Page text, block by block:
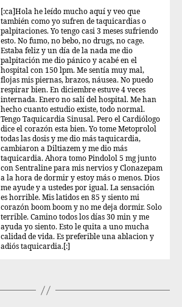
[:ca]Hola he leído mucho aquí y veo que
también como yo sufren de taquicardias o
palpitaciones. Yo tengo casi 3 meses sufriendo
esto. No fumo, no bebo, no drugs, no cage.
Estaba feliz y un día de la nada me dio
palpitación me dio pánico y acabé en el
hospital con 150 lpm. Me sentía muy mal,
flojas mis piernas, brazos, náusea. No puedo
respirar bien. En diciembre estuve 4 veces
internada. Enero no salí del hospital. Me han
hecho cuanto estudio existe, todo normal.
Tengo Taquicardia Sinusal. Pero el Cardiólogo
dice el corazón esta bien. Yo tome Metoprolol
todas las dosis y me dio más taquicardia,
cambiaron a Diltiazem y me dio más
taquicardia. Ahora tomo Pindolol 5 mg junto
con Sentraline para mis nervios y Clonazepam
a la hora de dormir y estoy más o menos. Dios
me ayude y a ustedes por igual. La sensación
es horrible. Mis latidos en 85 y siento mi
corazón boom boom y no me deja dormir. Solo
terrible. Camino todos los días 30 min y me
ayuda yo siento. Esto le quita a uno mucha
calidad de vida. Es preferible una ablacion y
adiós taquicardia.[:]